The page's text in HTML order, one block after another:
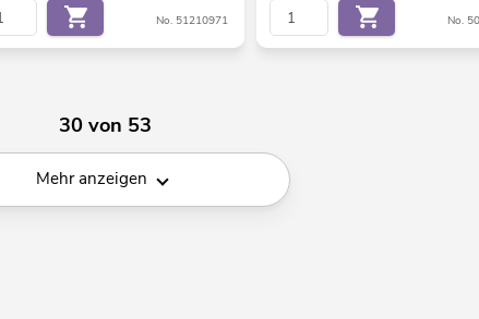
No. 51210971 No.
30 von 53
Mehr anzeigen